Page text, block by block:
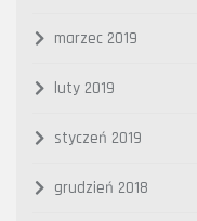
marzec 2019
luty 2019
styczeń 2019
grudzień 2018